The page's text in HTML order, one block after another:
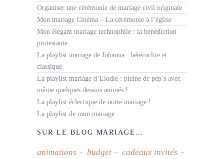
Organiser une cérémonie de mariage civil originale
Mon mariage Cinéma – La cérémonie à l’église
Mon élégant mariage technophile : la bénédiction
protestante
La playlist mariage de Johanna : hétéroclite et
classique
La playlist mariage d’Elodie : pleine de pep’s avec
même quelques dessins animés !
La playlist éclectique de notre mariage !
La playlist de mon mariage
SUR LE BLOG MARIAGE…
animations budget
cadeaux invités